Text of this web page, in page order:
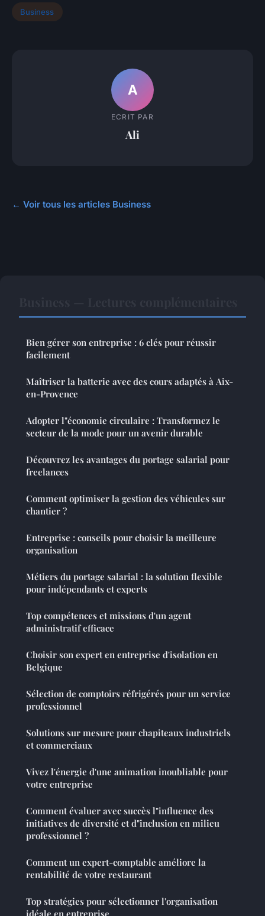
Business
A
ECRIT PAR
Ali
← Voir tous les articles Business
Bien gérer son entreprise : 6 clés pour réussir
facilement
Maîtriser la batterie avec des cours adaptés à Aix-
en-Provence
Adopter l"économie circulaire : Transformez le
secteur de la mode pour un avenir durable
Découvrez les avantages du portage salarial pour
freelances
Comment optimiser la gestion des véhicules sur
chantier ?
Entreprise : conseils pour choisir la meilleure
organisation
Métiers du portage salarial : la solution flexible
pour indépendants et experts
Top compétences et missions d'un agent
administratif efficace
Choisir son expert en entreprise d'isolation en
Belgique
Sélection de comptoirs réfrigérés pour un service
professionnel
Solutions sur mesure pour chapiteaux industriels
et commerciaux
Vivez l'énergie d'une animation inoubliable pour
votre entreprise
Comment évaluer avec succès l"influence des
initiatives de diversité et d"inclusion en milieu
professionnel ?
Comment un expert-comptable améliore la
rentabilité de votre restaurant
Top stratégies pour sélectionner l'organisation